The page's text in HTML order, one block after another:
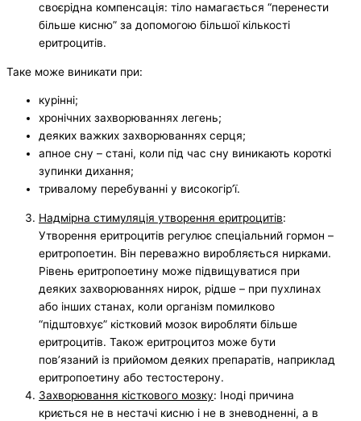
своєрідна компенсація: тіло намагається “перенести
більше кисню” за допомогою більшої кількості
еритроцитів.
Таке може виникати при:
курінні;
хронічних захворюваннях легень;
деяких важких захворюваннях серця;
апное сну – стані, коли під час сну виникають короткі
зупинки дихання;
тривалому перебуванні у високогір’ї.
Надмірна стимуляція утворення еритроцитів:
Утворення еритроцитів регулює спеціальний гормон –
еритропоетин. Він переважно виробляється нирками.
Рівень еритропоетину може підвищуватися при
деяких захворюваннях нирок, рідше – при пухлинах
або інших станах, коли організм помилково
“підштовхує” кістковий мозок виробляти більше
еритроцитів. Також еритроцитоз може бути
пов’язаний із прийомом деяких препаратів, наприклад
еритропоетину або тестостерону.
Захворювання кісткового мозку: Іноді причина
криється не в нестачі кисню і не в зневодненні, а в